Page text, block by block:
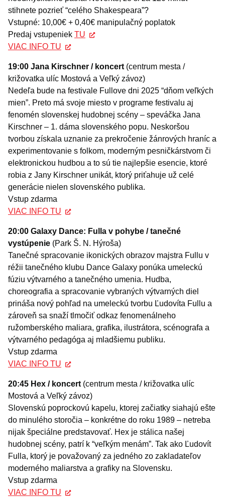
stihnete pozrieť “celého Shakespeara”?
Vstupné: 10,00€ + 0,40€ manipulačný poplatok
Predaj vstupeniek TU
VIAC INFO TU
19:00 Jana Kirschner / koncert (centrum mesta /
križovatka ulíc Mostová a Veľký závoz)
Nedeľa bude na festivale Fullove dni 2025 “dňom veľkých
mien”. Preto má svoje miesto v programe festivalu aj
fenomén slovenskej hudobnej scény – speváčka Jana
Kirschner – 1. dáma slovenského popu. Neskoršou
tvorbou získala uznanie za prekročenie žánrových hraníc a
experimentovanie s folkom, moderným pesničkárstvom či
elektronickou hudbou a to sú tie najlepšie esencie, ktoré
robia z Jany Kirschner unikát, ktorý priťahuje už celé
generácie nielen slovenského publika.
Vstup zdarma
VIAC INFO TU
20:00 Galaxy Dance: Fulla v pohybe / tanečné
vystúpenie (Park Š. N. Hýroša)
Tanečné spracovanie ikonických obrazov majstra Fullu v
réžii tanečného klubu Dance Galaxy ponúka umeleckú
fúziu výtvarného a tanečného umenia. Hudba,
choreografia a spracovanie vybraných výtvarných diel
prináša nový pohľad na umeleckú tvorbu Ľudovíta Fullu a
zároveň sa snaží tlmočiť odkaz fenomenálneho
ružomberského maliara, grafika, ilustrátora, scénografa a
výtvarného pedagóga aj mladšiemu publiku.
Vstup zdarma
VIAC INFO TU
20:45 Hex / koncert (centrum mesta / križovatka ulíc
Mostová a Veľký závoz)
Slovenskú poprockovú kapelu, ktorej začiatky siahajú ešte
do minulého storočia – konkrétne do roku 1989 – netreba
nijak špeciálne predstavovať. Hex je stálica našej
hudobnej scény, patrí k “veľkým menám”. Tak ako Ľudovít
Fulla, ktorý je považovaný za jedného zo zakladateľov
moderného maliarstva a grafiky na Slovensku.
Vstup zdarma
VIAC INFO TU